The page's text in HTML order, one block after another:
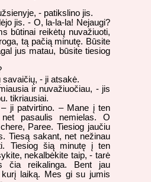
- patikslino jis.
jis. - O, la-la-la! Nejaugi?
būtinai reikėtų nuvažiuoti,
tą pačią minutę. Būsite
jus matau, būsite tiesiog
- ji atsakė.
ir nuvažiuočiau, - jis
tikriausiai.
ji patvirtino. – Mane į ten
pasaulis nemielas. O
Paree. Tiesiog jaučiu
Tiesą sakant, net nežinau
Tiesiog šią minutę į ten
nekalbėkite taip, - tarė
čia reikalinga. Bent jau
kurį laiką. Mes gi su jumis